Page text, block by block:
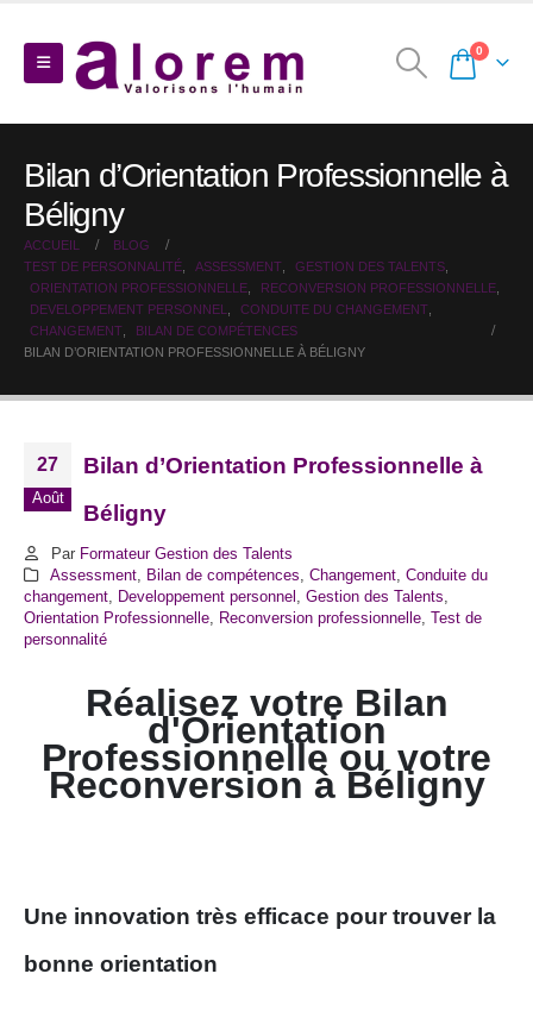
0
Bilan d’Orientation Professionnelle à
Béligny
ACCUEIL
BLOG
TEST DE PERSONNALITÉ
ASSESSMENT GESTION DES TALENTS
ORIENTATION PROFESSIONNELLE
RECONVERSION PROFESSIONNELLE
DEVELOPPEMENT PERSONNEL
CONDUITE DU CHANGEMENT
CHANGEMENT
BILAN DE COMPÉTENCES
BILAN D’ORIENTATION PROFESSIONNELLE À BÉLIGNY
27
Août
Bilan d’Orientation Professionnelle à
Béligny
Par Formateur Gestion des Talents
Assessment, Bilan de compétences Changement, Conduite du
changement
Developpement personnel Gestion des Talents
Orientation Professionnelle
Reconversion professionnelle Test de
personnalité
Réalisez votre Bilan
d'Orientation
Professionnelle ou votre
Reconversion àBéligny
Une innovation très efficace pour trouver la
bonne orientation